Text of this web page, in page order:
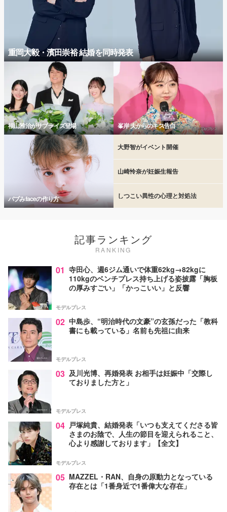
重岡大毅・濱田崇裕 結婚を同時発表
福山雅治がサプライズ登場 峯岸 夫からのキス告白
バブみfaceの作り方
大野智がイベント開催
山崎怜奈が妊娠生報告
しつこい異性の心理と対処法
記事ランキング
RANKING
01 寺田心、週6ジム通いで体重62kg→82kgに
110kgのベンチプレス持ち上げる姿披露「胸板
の厚みすごい」「かっこいい」と反響
モデルプレス
02 中島歩、“明治時代の文豪”の玄孫だった「教科
書にも載っている」名前も先祖に由来
モデルプレス
03 及川光博、再婚発表 お相手は妊娠中「交際し
ておりました方と」
モデルプレス
04 戸塚純貴、結婚発表「いつも支えてくださる皆
さまのお陰で、人生の節目を迎えられること、
心より感謝しております」【全文】
モデルプレス
05 MAZZEL・RAN、自身の原動力となっている
存在とは「1番身近で1番偉大な存在」